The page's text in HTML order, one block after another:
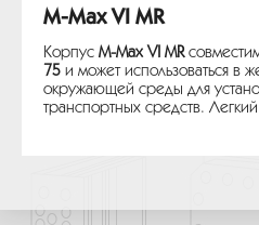
M-Max VI MR
Корпус M-Max VI MR
75 и может использоваться в
окружающей среды для
транспортных средств.